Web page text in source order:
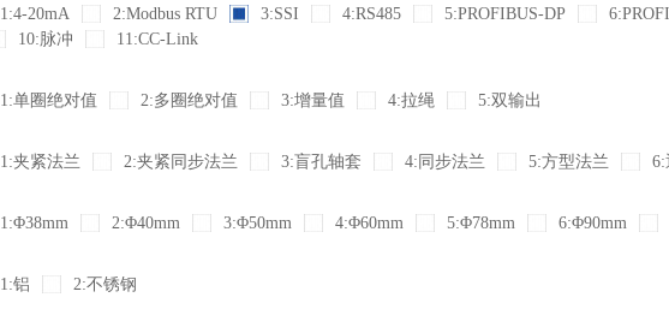
1:4-20mA 2:Modbus RTU 3:SSI 4:RS485 5:PROFIBUS-DP
10:脉冲 11:CC-Link
1:单圈绝对值 2:多圈绝对值 3:增量值 4:拉绳 5:双输出
1:夹紧法兰 2:夹紧同步法兰 3:盲孔轴套 4:同步法兰 5:方型法兰 6:
1:Φ38mm 2:Φ40mm 3:Φ50mm 4:Φ60mm 5:Φ78mm 6:Φ90mm
1:铝 2:不锈钢